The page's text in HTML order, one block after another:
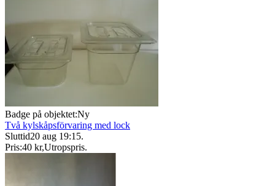
Badge på objektet:Ny
Två kylskåpsförvaring med lock
Sluttid20 aug 19:15.
Pris:40 kr,Utropspris.